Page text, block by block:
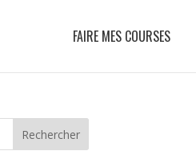
MES COURSES